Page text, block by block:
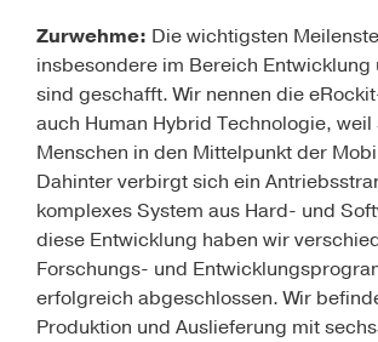
Zurwehme: Die wichtigsten
insbesondere im Bereich Entwicklung
sind geschafft. Wir nennen die
auch Human Hybrid Technologie, weil
Menschen in den Mittelpunkt der
Dahinter verbirgt sich ein
komplexes System aus Hard- und
diese Entwicklung haben wir
Forschungs- und
erfolgreich abgeschlossen. Wir
Produktion und Auslieferung mit